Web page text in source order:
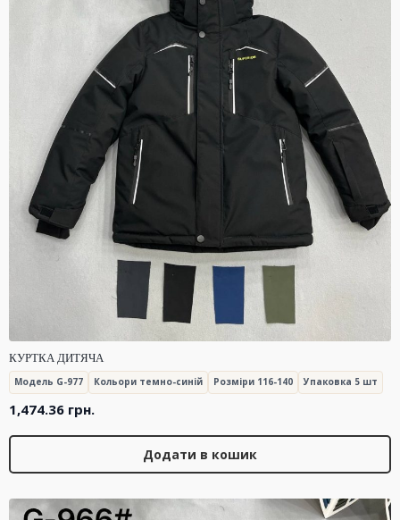
КУРТКА ДИТЯЧА
Модель G-977 Кольори темно-синій Розміри 116-140 Упаковка 5 шт
1,474.36 грн.
Додати в кошик